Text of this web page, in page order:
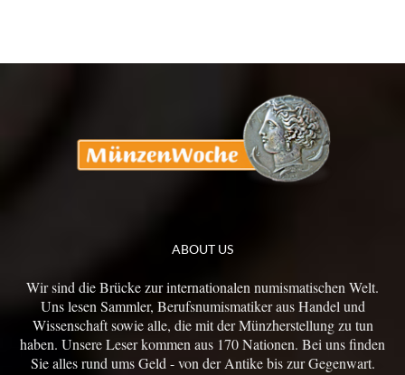
ABOUT US
Wir sind die Brücke zur internationalen numismatischen Welt.
Uns lesen Sammler, Berufsnumismatiker aus Handel und
Wissenschaft sowie alle, die mit der Münzherstellung zu tun
haben. Unsere Leser kommen aus 170 Nationen. Bei uns finden
Sie alles rund ums Geld - von der Antike bis zur Gegenwart.